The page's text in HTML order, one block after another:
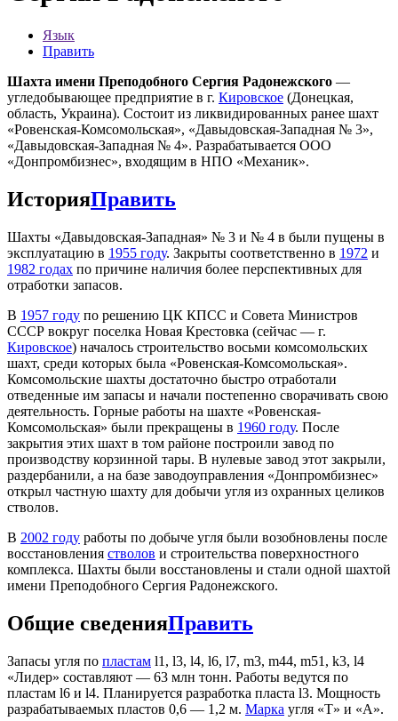
Язык
Править
Шахта имени Преподобного Сергия Радонежского —
угледобывающее предприятие в г. Кировское (Донецкая,
область, Украина). Состоит из ликвидированных ранее шахт
«Ровенская-Комсомольская», «Давыдовская-Западная № 3»,
«Давыдовская-Западная № 4». Разрабатывается ООО
«Донпромбизнес», входящим в НПО «Механик».
ИсторияПравить
Шахты «Давыдовская-Западная» № 3 и № 4 в были пущены в
эксплуатацию в 1955 году. Закрыты соответственно в 1972 и
1982 годах по причине наличия более перспективных для
отработки запасов.
В 1957 году по решению ЦК КПСС и Совета Министров
СССР вокруг поселка Новая Крестовка (сейчас — г.
Кировское) началось строительство восьми комсомольских
шахт, среди которых была «Ровенская-Комсомольская».
Комсомольские шахты достаточно быстро отработали
отведенные им запасы и начали постепенно сворачивать свою
деятельность. Горные работы на шахте «Ровенская-
Комсомольская» были прекращены в 1960 году. После
закрытия этих шахт в том районе построили завод по
производству корзинной тары. В нулевые завод этот закрыли,
раздербанили, а на базе заводоуправления «Донпромбизнес»
открыл частную шахту для добычи угля из охранных целиков
стволов.
В 2002 году работы по добыче угля были возобновлены после
восстановления стволов и строительства поверхностного
комплекса. Шахты были восстановлены и стали одной шахтой
имени Преподобного Сергия Радонежского.
Общие сведенияПравить
Запасы угля по пластам l1, l3, l4, l6, l7, m3, m44, m51, k3, l4
«Лидер» составляют — 63 млн тонн. Работы ведутся по
пластам l6 и l4. Планируется разработка пласта l3. Мощность
разрабатываемых пластов 0,6 — 1,2 м. Марка угля «Т» и «А».